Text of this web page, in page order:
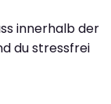
innerhalb der
du stressfrei